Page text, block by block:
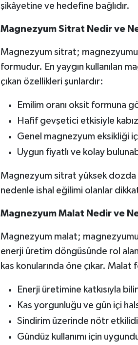
şikâyetine ve hedefine bağlıdır.
Magnezyum Sitrat Nedir ve
Magnezyum sitrat;
formudur. En yaygın kullanılan
çıkan özellikleri şunlardır:
Emilim oranı oksit formuna
Hafif gevşetici etkisiyle
Genel magnezyum eksikliği
Uygun fiyatlı ve kolay
Magnezyum sitrat yüksek dozda
nedenle ishal eğilimi olanlar
Magnezyum Malat Nedir ve
Magnezyum malat;
enerji üretim döngüsünde rol
kas konularında öne çıkar.
Enerji üretimine katkısıyla
Kas yorgunluğu ve gün içi
Sindirim üzerinde nötr
Gündüz kullanımı için